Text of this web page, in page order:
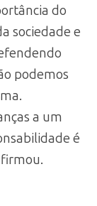
do
sociedade e
podemos
a um
é